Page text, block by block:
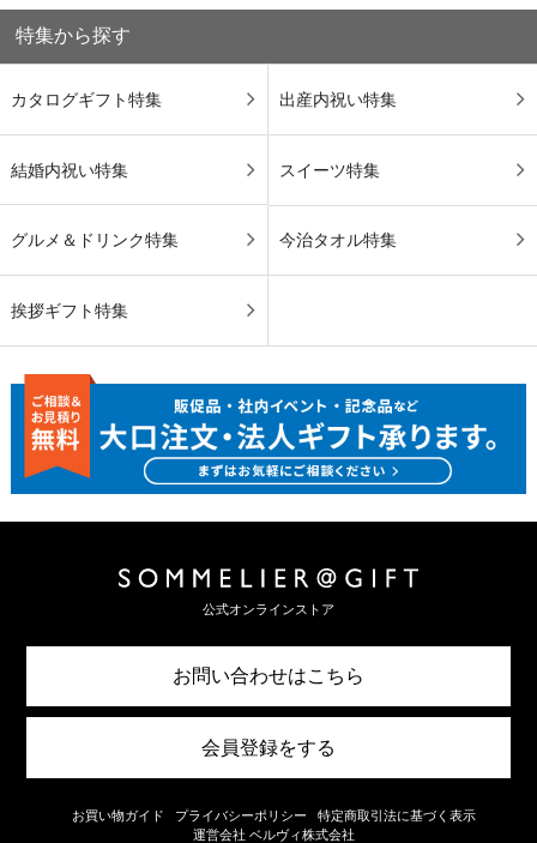
特集から探す
カタログギフト特集 出産内祝い特集
結婚内祝い特集 スイーツ特集
グルメ＆ドリンク特集 今治タオル特集
挨拶ギフト特集
公式オンラインストア
お問い合わせはこちら
会員登録をする
お買い物ガイド プライバシーポリシー
特定商取引法に基づく表示
運営会社 ベルヴィ株式会社